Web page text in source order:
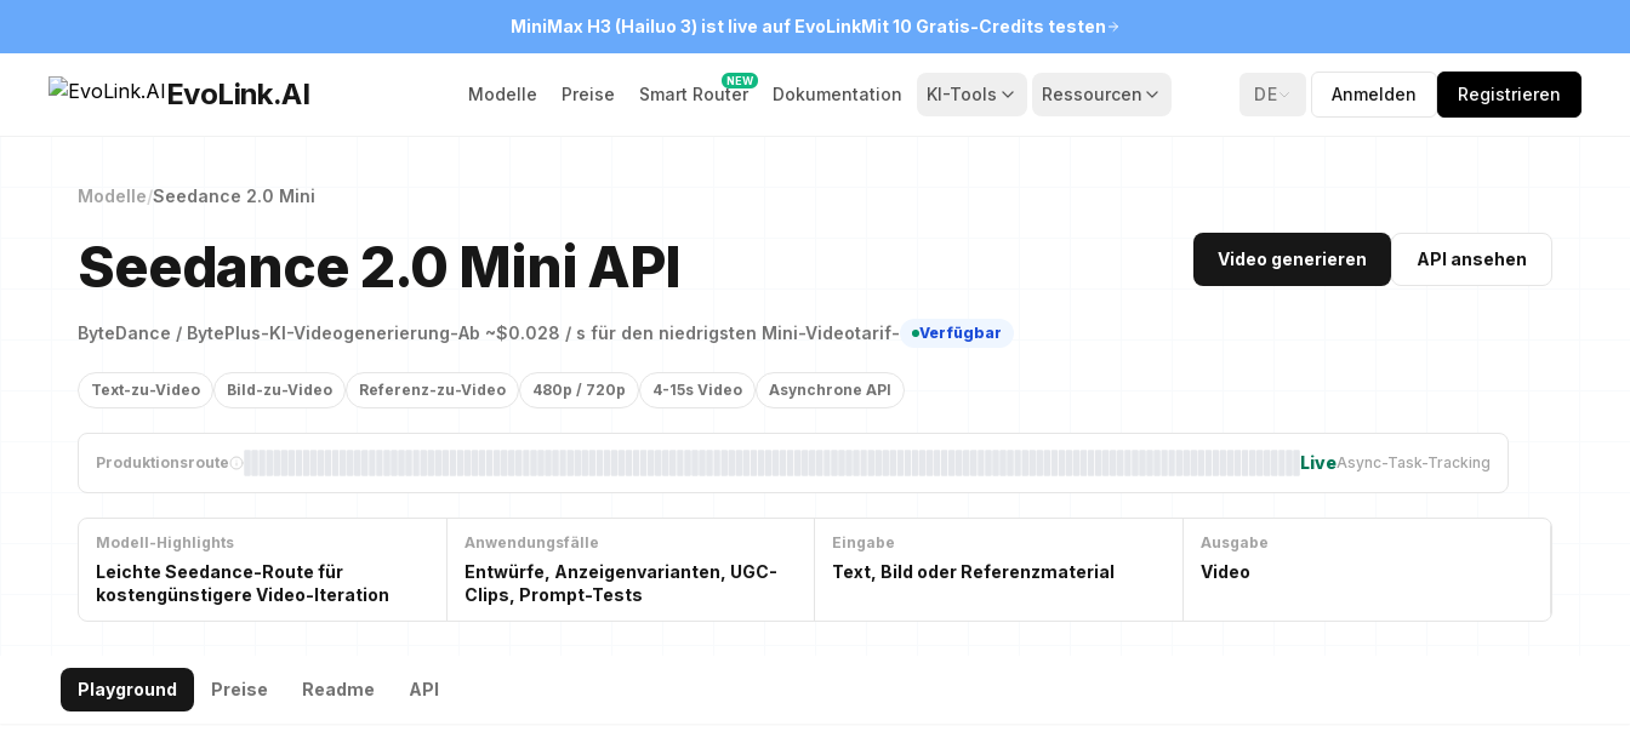
MiniMax H3 (Hailuo 3) ist live auf EvoLinkMit 10 Gratis-Credits testen
EvoLink.AI Modelle Preise Smart Router
NEW
Dokumentation KI-Tools Ressourcen DE Anmelden Registrieren
Modelle/Seedance 2.0 Mini
Seedance 2.0 Mini API
ByteDance / BytePlus-KI-Videogenerierung-Ab ~$0.028 / s für den niedrigsten Mini-Videotarif- Verfügbar
Text-zu-Video Bild-zu-Video Referenz-zu-Video 480p / 720p 4-15s Video Asynchrone API
Video generieren API ansehen
Produktionsroute LiveAsync-Task-Tracking
Modell-Highlights
Leichte Seedance-Route für
kostengünstigere Video-Iteration
Anwendungsfälle
Entwürfe, Anzeigenvarianten, UGC-
Clips, Prompt-Tests
Eingabe
Text, Bild oder Referenzmaterial
Ausgabe
Video
Playground Preise Readme API